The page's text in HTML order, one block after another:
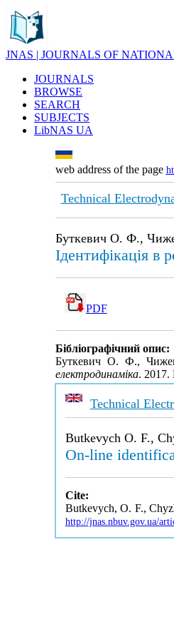
JNAS | JOURNALS OF
JOURNALS
BROWSE
SEARCH
SUBJECTS
LibNAS UA
web address of the page
Technical
Буткевич О. Ф.,
Ідентифікація в
PDF
Бібліографічний опис:
Буткевич О. Ф.,
електродинаміка.
Technical
Butkevych O. F.,
On-line
Cite:
Butkevych, O. F.,
http://jnas.nbuv.gov.ua/